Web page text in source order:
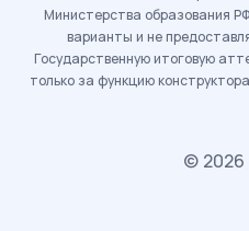
Министерства образования
варианты и не
Государственную итоговую
только за функцию
© 2026